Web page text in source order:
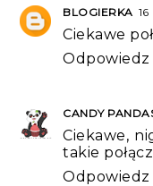
BLOGIERKA
Ciekawe
Odpowiedz
CANDY
Ciekawe,
takie
Odpowiedz